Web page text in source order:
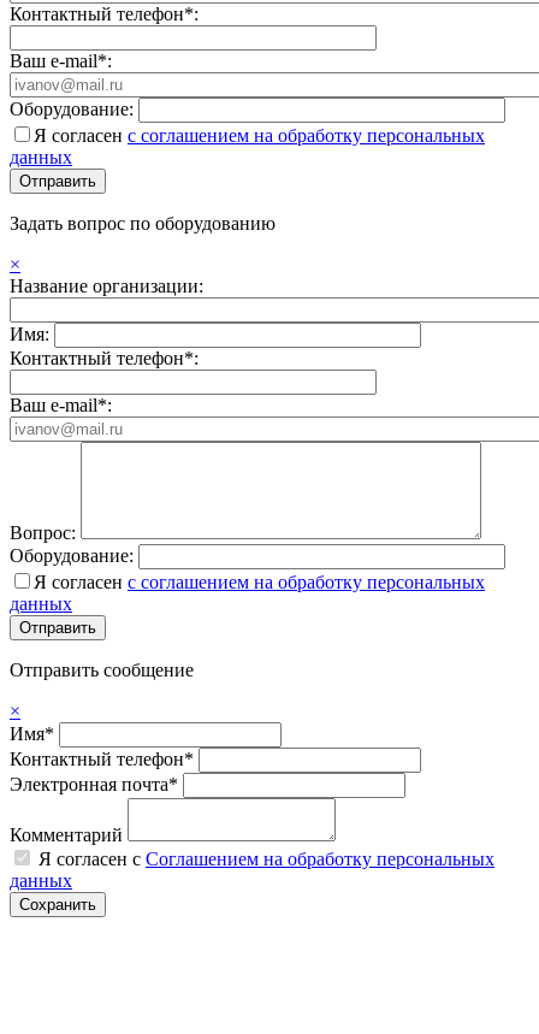
Контактный телефон*:
Ваш e-mail*:
Оборудование:
Я согласен с соглашением на обработку персональных
данных
Задать вопрос по оборудованию
×
Название организации:
Имя:
Контактный телефон*:
Ваш e-mail*:
Вопрос:
Оборудование:
Я согласен с соглашением на обработку персональных
данных
Отправить сообщение
×
Имя*
Контактный телефон*
Электронная почта*
Комментарий
Я согласен с Соглашением на обработку персональных
данных